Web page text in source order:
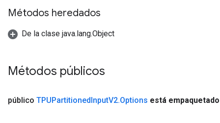
Métodos heredados
De la clase java.lang.Object
Métodos públicos
público TPUPartitionedInputV2.Options está empaquetado